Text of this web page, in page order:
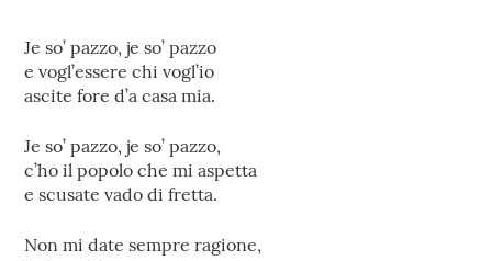
Je so’ pazzo, je so’ pazzo
e vogl’essere chi vogl’io
ascite fore d’a casa mia.
Je so’ pazzo, je so’ pazzo,
c’ho il popolo che mi aspetta
e scusate vado di fretta.
Non mi date sempre ragione,